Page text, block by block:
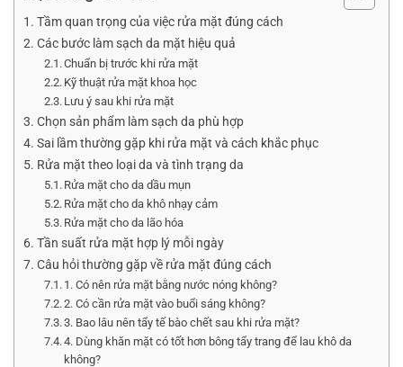
Tầm quan trọng của việc rửa mặt đúng cách
Các bước làm sạch da mặt hiệu quả
Chuẩn bị trước khi rửa mặt
Kỹ thuật rửa mặt khoa học
Lưu ý sau khi rửa mặt
Chọn sản phẩm làm sạch da phù hợp
Sai lầm thường gặp khi rửa mặt và cách khắc phục
Rửa mặt theo loại da và tình trạng da
Rửa mặt cho da dầu mụn
Rửa mặt cho da khô nhạy cảm
Rửa mặt cho da lão hóa
Tần suất rửa mặt hợp lý mỗi ngày
Câu hỏi thường gặp về rửa mặt đúng cách
1. Có nên rửa mặt bằng nước nóng không?
2. Có cần rửa mặt vào buổi sáng không?
3. Bao lâu nên tẩy tế bào chết sau khi rửa mặt?
4. Dùng khăn mặt có tốt hơn bông tẩy trang để lau khô da
không?